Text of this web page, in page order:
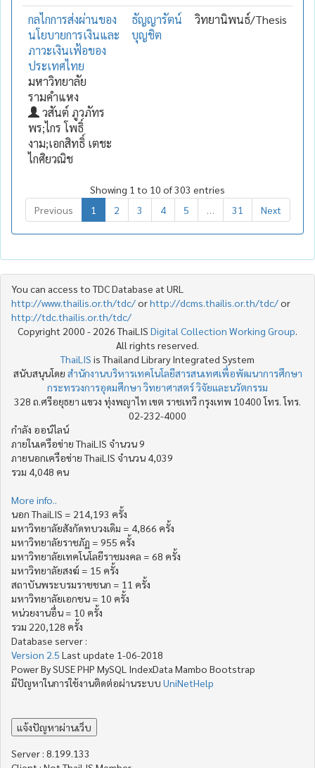
กลไกการส่งผ่านของ
นโยบายการเงินและ
ภาวะเงินเฟ้อของ
ประเทศไทย
มหาวิทยาลัย
รามคำแหง
วสันต์ ภูวภัทร
พร;ไกร โพธิ์
งาม;เอกสิทธิ์ เตชะ
ไกศิยวณิช
ธัญญารัตน์
บุญชิต
วิทยานิพนธ์/Thesis
Showing 1 to 10 of 303 entries
Previous
1 2 3 4 5 31 Next
You can access to TDC Database at URL
http://www.thailis.or.th/tdc/orhttp://dcms.thailis.or.th/tdc/or
http://tdc.thailis.or.th/tdc/
Copyright 2000 - 2026 ThaiLIS Digital Collection Working Group
All rights reserved.
ThaiLIS is Thailand Library Integrated System
สนับสนุนโดย สำนักงานบริหารเทคโนโลยีสารสนเทศเพื่อพัฒนาการศึกษา
กระทรวงการอุดมศึกษา วิทยาศาสตร์ วิจัยและนวัตกรรม
328 ถ.ศรีอยุธยา แขวง ทุ่งพญาไท เขต ราชเทวี กรุงเทพ 10400 โทร. โทร.
02-232-4000
กำลัง ออน์ไลน์
ภายในเครือข่าย ThaiLIS จำนวน 9
ภายนอกเครือข่าย ThaiLIS จำนวน 4,039
รวม 4,048 คน
More info..
นอก ThaiLIS = 214,193 ครั้ง
มหาวิทยาลัยสังกัดทบวงเดิม = 4,866 ครั้ง
มหาวิทยาลัยราชภัฏ = 955 ครั้ง
มหาวิทยาลัยเทคโนโลยีราชมงคล = 68 ครั้ง
มหาวิทยาลัยสงฆ์ = 15 ครั้ง
สถาบันพระบรมราชชนก = 11 ครั้ง
มหาวิทยาลัยเอกชน = 10 ครั้ง
หน่วยงานอื่น = 10 ครั้ง
รวม 220,128 ครั้ง
Database server :
Version 2.5 Last update 1-06-2018
Power By SUSE PHP MySQL IndexData Mambo Bootstrap
มีปัญหาในการใช้งานติดต่อผ่านระบบ UniNetHelp
Server : 8.199.133